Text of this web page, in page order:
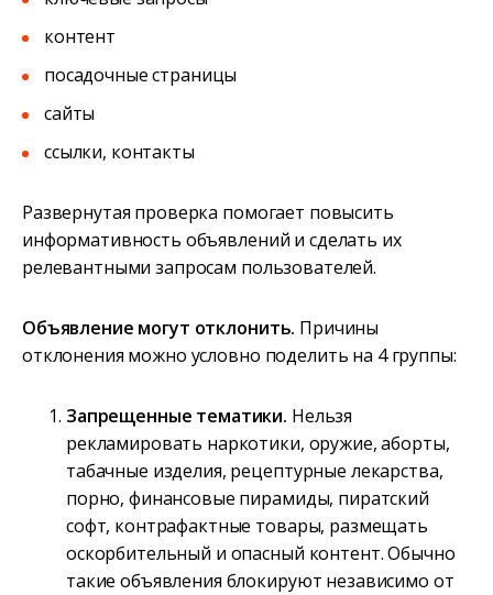
контент
посадочные страницы
сайты
ссылки, контакты
Развернутая проверка помогает повысить
информативность объявлений и сделать их
релевантными запросам пользователей.
Объявление могут отклонить. Причины
отклонения можно условно поделить на 4 группы:
Запрещенные тематики. Нельзя
рекламировать наркотики, оружие, аборты,
табачные изделия, рецептурные лекарства,
порно, финансовые пирамиды, пиратский
софт, контрафактные товары, размещать
оскорбительный и опасный контент. Обычно
такие объявления блокируют независимо от